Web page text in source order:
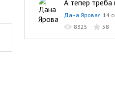
А тепер треба
Дана Яровая 14
8325
58